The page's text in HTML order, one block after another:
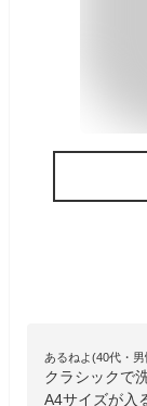
あるねよ(40代・男
クラシックで
A4サイズが入